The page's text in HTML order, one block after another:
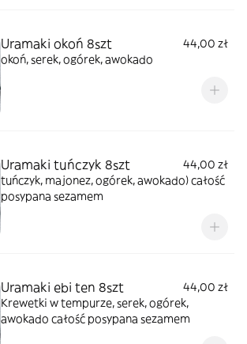
Uramaki okoń 8szt
44,00 zł
okoń, serek, ogórek, awokado
Uramaki tuńczyk 8szt
44,00 zł
tuńczyk, majonez, ogórek, awokado) całość
posypana sezamem
Uramaki ebi ten 8szt
44,00 zł
Krewetki w tempurze, serek, ogórek,
awokado całość posypana sezamem